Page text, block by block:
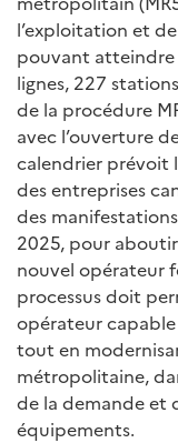
l’exploitation et
pouvant atteindre
lignes, 227
de la procédure
avec l’ouverture
calendrier prévoit
des entreprises
des
2025, pour
nouvel opérateur
processus doit
opérateur capable
tout en
métropolitaine,
de la demande et
équipements.